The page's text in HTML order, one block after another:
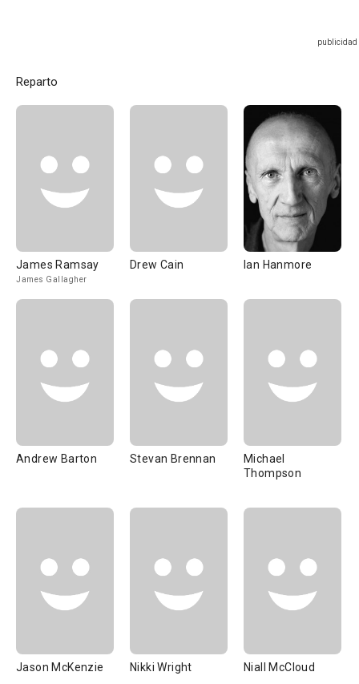
Reparto
James Ramsay
James Gallagher
Drew Cain Ian Hanmore
Andrew Barton Stevan Brennan
Michael
Thompson
Jason McKenzie Nikki Wright Niall McCloud